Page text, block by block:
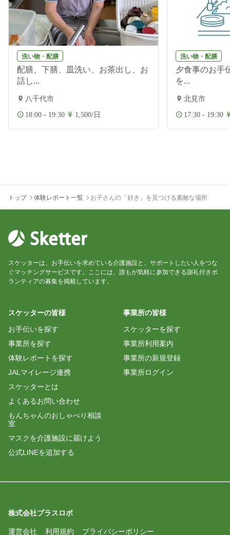
洗い物・配膳
配膳、下膳、皿洗い、お茶出し、お
話し...
八千代市
18:00 - 19:30 1,500/日
洗い物・配膳
夕食事のお手
を...
北見市
17:30 - 19:30
トップ 体験レポート一覧 お子さんの「好き」を見つける素敵な場所
スケッターは、お手伝いを求めている介護施設と、サポートしたい人をつな
ぐマッチングサービスです。ここには、誰もが気軽に参加できる謝礼付きボ
ランティアの募集を掲載しています。
スケッターの皆様
お手伝いを探す
事業所を探す
体験レポートを探す
JALマイレージ連携
スケッターとは
よくあるお問い合わせ
もんちゃんのおしゃべり相談
室
マスクを介護施設に届けよう
公式LINEを追加する
事業所の皆様
スケッターを探す
事業所利用案内
事業所の新規登録
事業所ログイン
株式会社プラスロボ
運営会社 利用規約 プライバシーポリシー